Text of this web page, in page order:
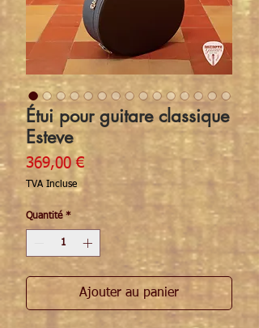
Étui pour guitare classique
Esteve
369,00 €Prix
TVA Incluse
Quantité *
Ajouter au panier